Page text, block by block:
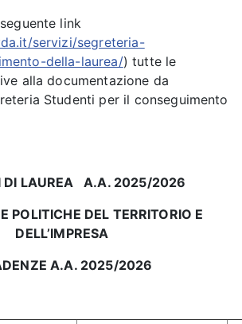
link
servizi/segreteria-
della-laurea/) tutte le
alla documentazione da
Studenti per il conseguimento
DI LAUREAA.A. 2025/2026
POLITICHE DEL TERRITORIO E
DELL’IMPRESA
A.A. 2025/2026